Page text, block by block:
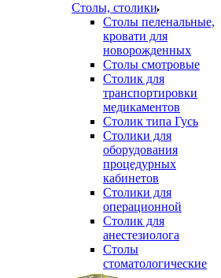
Столы, столики
Столы пеленальные,
кровати для
новорожденных
Столы смотровые
Столик для
транспортировки
медикаментов
Столик типа Гусь
Столики для
оборудования
процедурных
кабинетов
Столики для
операционной
Столик для
анестезиолога
Столы
стоматологические